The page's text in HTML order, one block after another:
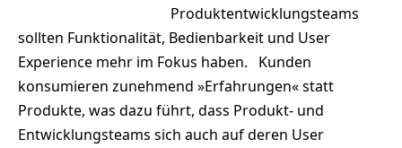
Produktentwicklungsteams
sollten Funktionalität, Bedienbarkeit und User
Experience mehr im Fokus haben. Kunden
konsumieren zunehmend »Erfahrungen« statt
Produkte, was dazu führt, dass Produkt- und
Entwicklungsteams sich auch auf deren User